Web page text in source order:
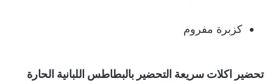
كزبرة مفروم
تحضير اكلات سريعة التحضير بالبطاطس اللبانية الحارة